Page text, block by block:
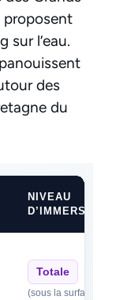
proposent
sur l’eau.
des
du
NIVEAU
D’IMMERSION
Totale
(sous la surface)